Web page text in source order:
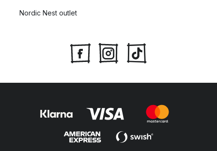
Nordic Nest outlet